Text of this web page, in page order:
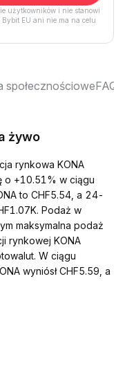
użytkowników i nie stanowi
EU ani nie ma na celu
społecznościoweFAQ
żywo
rynkowa KONA
o +10.51% w ciągu
to CHF5.54, a 24-
Podaż w
maksymalna podaż
rynkowej KONA
W ciągu
wyniósł CHF5.59, a